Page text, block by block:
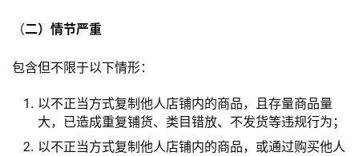
（二）情节严重
包含但不限于以下情形：
以不正当方式复制他人店铺内的商品，且存量商品量
大，已造成重复铺货、类目错放、不发货等违规行为；
以不正当方式复制他人店铺内的商品，或通过购买他人